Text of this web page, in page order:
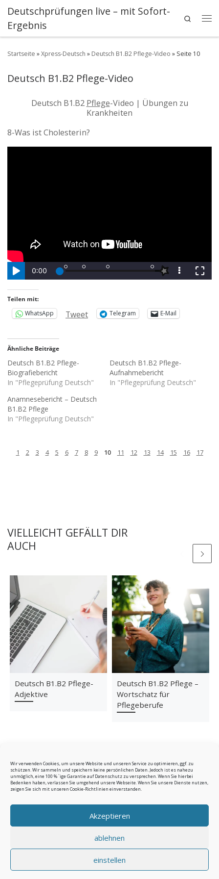
Wir verwenden Cookies, um unsere Website und unseren Service zu optimieren, ggf. zu
schützen. Wir sammeln und speichern keine persönlichen Daten. Jedoch ist es nahezu
unmöglich, eine 100 % `ige Garantie auf Datenschutz zu versprechen. Wenn Sie hierbei
Bedenken haben, verlassen Sie umgehend unsere Webseite. Wenn Sie unsere Dienste nutzen,
zeigen Sie sich mit unseren Cookie-Richtlinien einverstanden.
Akzeptieren
ablehnen
einstellen
Zum Inhalt springen
Deutschprüfungen live – mit Sofort-
Ergebnis
Search
Startseite »Xpress-Deutsch » Deutsch B1.B2 Pflege-Video » Seite 10
Deutsch B1.B2 Pflege-Video
Deutsch B1.B2 Pflege-Video | Übungen zu
Krankheiten
8-Was ist Cholesterin?
Teilen mit:
WhatsApp
Tweet Telegram E-Mail
Ähnliche Beiträge
Deutsch B1.B2 Pflege-
Biografiebericht
In "Pflegeprüfung Deutsch"
Deutsch B1.B2 Pflege-
Aufnahmebericht
In "Pflegeprüfung Deutsch"
Anamnesebericht – Deutsch
B1.B2 Pflege
In "Pflegeprüfung Deutsch"
1 2 3 4 5 6 7 8 9 10 11 12 13 14 15 16 17
VIELLEICHT GEFÄLLT DIR
AUCH
Deutsch B1.B2 Pflege-
Adjektive
Deutsch B1.B2 Pflege –
Wortschatz für
Pflegeberufe
Beitragsnavigation
Vorheriger Beitrag
ZURÜCK ZUR